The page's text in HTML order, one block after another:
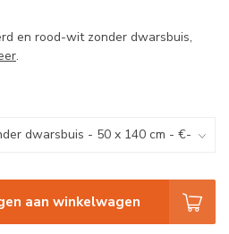
en rood-wit zonder dwarsbuis,
.
aan winkelwagen